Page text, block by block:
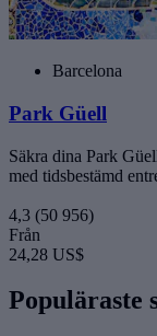
Barcelona
Park Güell
Säkra dina Park
med tidsbestämd
4,3 (50 956)
Från
24,28 US$
Populäraste